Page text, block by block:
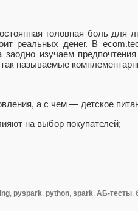
головная боль для
реальных денег. В
изучаем
называемые
а с чем — детское
на выбор покупателей;
, pyspark, python, spark, АБ-тесты,